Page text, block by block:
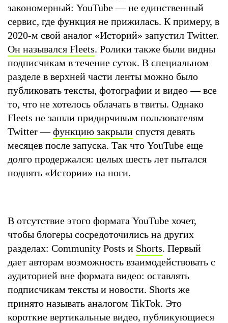
закономерный: YouTube — не единственный
сервис, где функция не прижилась. К примеру, в
2020-м свой аналог «Историй» запустил Twitter.
Он назывался Fleets. Ролики также были видны
подписчикам в течение суток. В специальном
разделе в верхней части ленты можно было
публиковать тексты, фотографии и видео — все
то, что не хотелось облачать в твиты. Однако
Fleets не зашли придирчивым пользователям
Twitter —функцию закрыли спустя девять
месяцев после запуска. Так что YouTube еще
долго продержался: целых шесть лет пытался
поднять «Истории» на ноги.
В отсутствие этого формата YouTube хочет,
чтобы блогеры сосредоточились на других
разделах: Community Posts и Shorts. Первый
дает авторам возможность взаимодействовать с
аудиторией вне формата видео: оставлять
подписчикам тексты и новости. Shorts же
принято называть аналогом TikTok. Это
короткие вертикальные видео, публикующиеся